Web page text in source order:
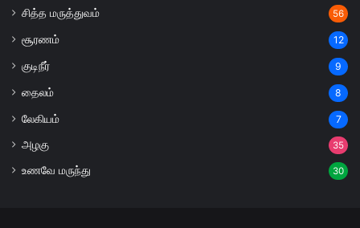
சித்த மருத்துவம் 56
சூரணம் 12
குடிநீர் 9
தைலம் 8
லேகியம் 7
அழகு 35
உணவே மருந்து 30